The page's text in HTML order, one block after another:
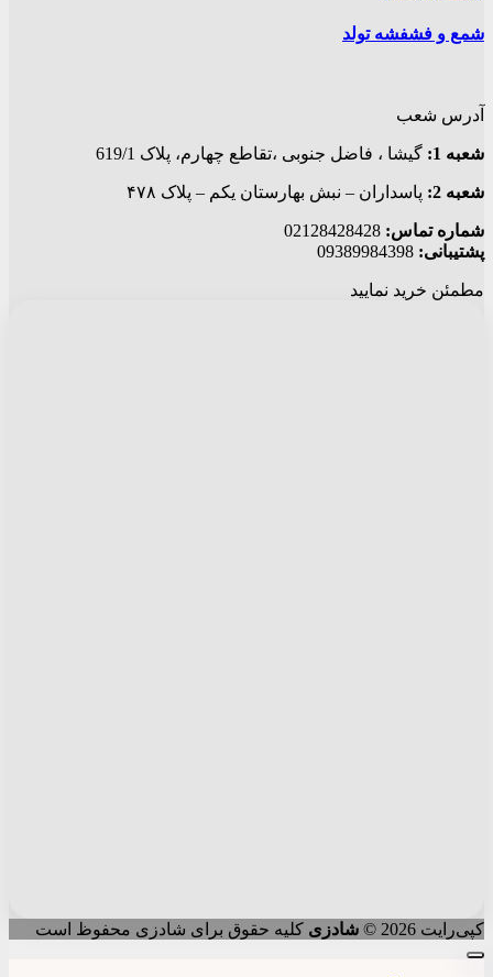
شمع و فشفشه تولد
آدرس شعب
شعبه 1: گيشا ، فاضل جنوبی ،تقاطع چهارم، پلاک 619/1
شعبه 2: پاسداران – نبش بهارستان یکم – پلاک ۴۷۸
شماره تماس:
پشتیبانی:
مطمئن خرید نمایید
کپی‌رایت 2026 © شادزی کلیه حقوق برای شادزی محفوظ است